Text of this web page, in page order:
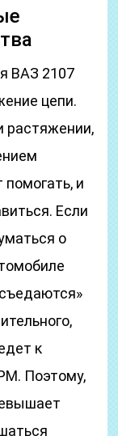
ВАЗ 2107
цепи.
растяжении,
и
Если
о
к
Поэтому,